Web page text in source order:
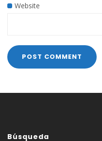
Website
Búsqueda